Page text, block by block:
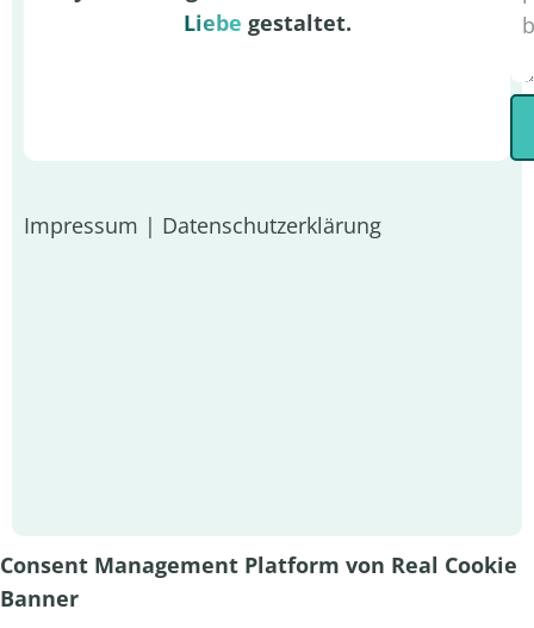
Liebe gestaltet.
Impressum | Datenschutzerklärung
Consent Management Platform von Real Cookie
Banner